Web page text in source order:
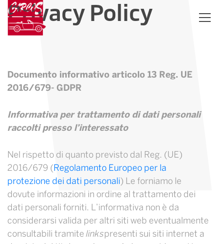
Privacy Policy
Documento informativo articolo 13 Reg. UE
2016/679- GDPR
Informativa per trattamento di dati personali
raccolti presso l’interessato
Nel rispetto di quanto previsto dal Reg. (UE)
2016/679 ( Regolamento Europeo per la
protezione dei dati personali ) Le forniamo le
dovute informazioni in ordine al trattamento dei
dati personali forniti. L’informativa non è da
considerarsi valida per altri siti web eventualmente
consultabili tramite linkspresenti sui siti internet a